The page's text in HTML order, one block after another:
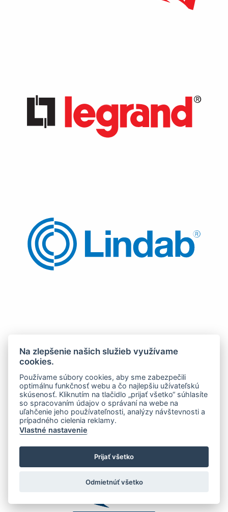
Na zlepšenie našich služieb využívame
cookies.
Používame súbory cookies, aby sme zabezpečili
optimálnu funkčnosť webu a čo najlepšiu užívateľskú
skúsenosť. Kliknutím na tlačidlo „prijať všetko“ súhlasíte
so spracovaním údajov o správaní na webe na
uľahčenie jeho používateľnosti, analýzy návštevnosti a
prípadného cielenia reklamy.
Vlastné nastavenie
Prijať všetko
Odmietnúť všetko